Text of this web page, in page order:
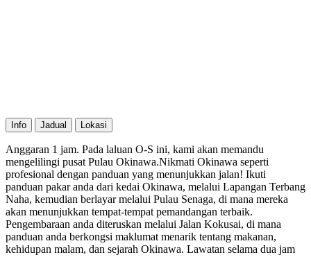
Info Jadual Lokasi
Anggaran 1 jam. Pada laluan O-S ini, kami akan memandu
mengelilingi pusat Pulau Okinawa.Nikmati Okinawa seperti
profesional dengan panduan yang menunjukkan jalan! Ikuti
panduan pakar anda dari kedai Okinawa, melalui Lapangan Terbang
Naha, kemudian berlayar melalui Pulau Senaga, di mana mereka
akan menunjukkan tempat-tempat pemandangan terbaik.
Pengembaraan anda diteruskan melalui Jalan Kokusai, di mana
panduan anda berkongsi maklumat menarik tentang makanan,
kehidupan malam, dan sejarah Okinawa. Lawatan selama dua jam